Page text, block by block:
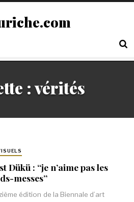
:vérités
Dükü : “je n’aime pas les
messes”
édition de la Biennale d’art